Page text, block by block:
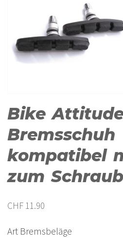
Bike
Bremsschuh
kompatibel
zum
CHF 11.90
Art Bremsbeläge